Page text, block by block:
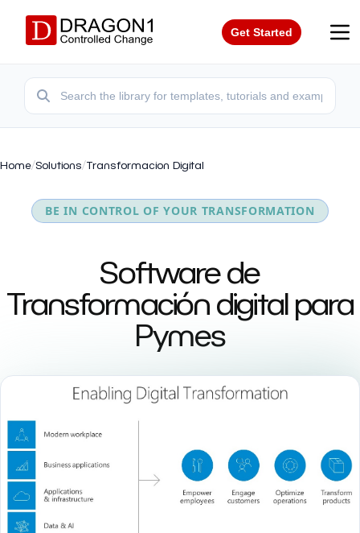
Get Started
Home/Solutions/Transformacion Digital
BE IN CONTROL OF YOUR TRANSFORMATION
Software de
Transformación digital para
Pymes